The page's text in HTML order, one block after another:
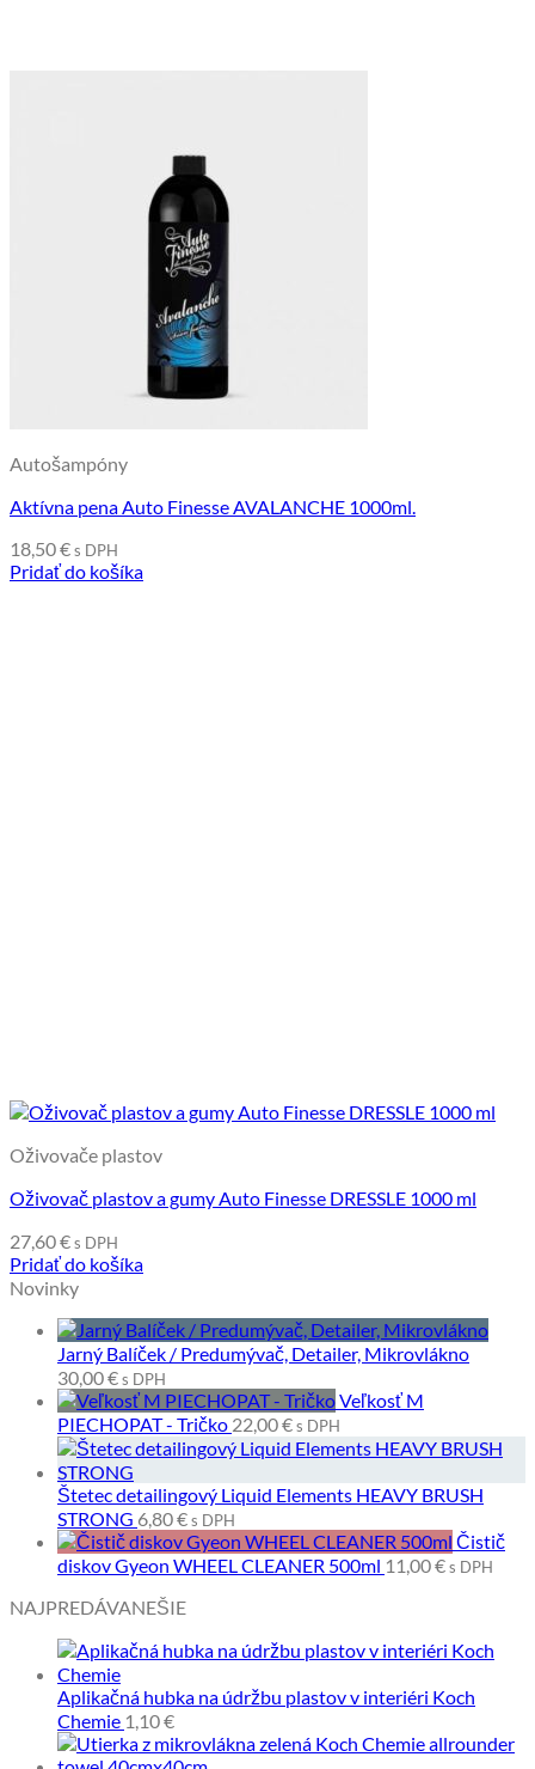
Autošampóny
Aktívna pena Auto Finesse AVALANCHE 1000ml.
18,50€s DPH
Pridať do košíka
Oživovače plastov
Oživovač plastov a gumy Auto Finesse DRESSLE 1000 ml
27,60€s DPH
Pridať do košíka
Novinky
Jarný Balíček / Predumývač, Detailer, Mikrovlákno
30,00€s DPH
Veľkosť M
PIECHOPAT - Tričko 22,00€s DPH
Štetec detailingový Liquid Elements HEAVY BRUSH
STRONG 6,80€s DPH
Čistič
diskov Gyeon WHEEL CLEANER 500ml 11,00€s DPH
NAJPREDÁVANEŠIE
Aplikačná hubka na údržbu plastov v interiéri Koch
Chemie 1,10€